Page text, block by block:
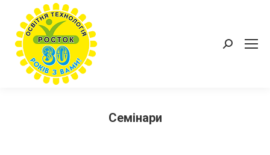
Пошук:
Семінари